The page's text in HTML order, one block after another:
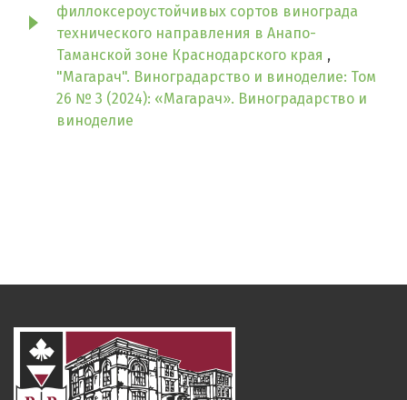
филлоксероустойчивых сортов винограда
технического направления в Анапо-
Таманской зоне Краснодарского края ,
"Магарач". Виноградарство и виноделие: Том
26 № 3 (2024): «Магарач». Виноградарство и
виноделие